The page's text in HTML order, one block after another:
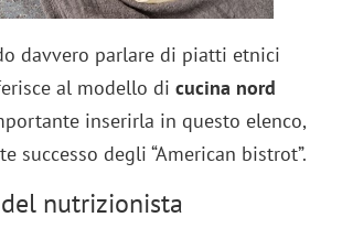
davvero parlare di piatti etnici
al modello dicucina nord
inserirla in questo elenco,
successo degli “American bistrot”.
nutrizionista